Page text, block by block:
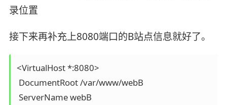
录位置
接下来再补充上8080端口的B站点信息就好了。
<VirtualHost *:8080>
DocumentRoot /var/www/webB
ServerName webB